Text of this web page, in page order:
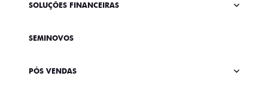
SOLUÇÕES FINANCEIRAS
SEMINOVOS
PÓS VENDAS